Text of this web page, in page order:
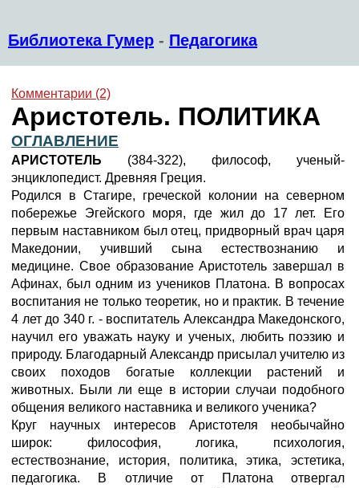
Библиотека Гумер - Педагогика
Комментарии (2)
Аристотель. ПОЛИТИКА
ОГЛАВЛЕНИЕ
АРИСТОТЕЛЬ (384-322), философ, ученый-
энциклопедист. Древняя Греция.
Родился в Стагире, греческой колонии на северном
побережье Эгейского моря, где жил до 17 лет. Его
первым наставником был отец, придворный врач царя
Македонии, учивший сына естествознанию и
медицине. Свое образование Аристотель завершал в
Афинах, был одним из учеников Платона. В вопросах
воспитания не только теоретик, но и практик. В течение
4 лет до 340 г. - воспитатель Александра Македонского,
научил его уважать науку и ученых, любить поэзию и
природу. Благодарный Александр присылал учителю из
своих походов богатые коллекции растений и
животных. Были ли еще в истории случаи подобного
общения великого наставника и великого ученика?
Круг научных интересов Аристотеля необычайно
широк: философия, логика, психология,
естествознание, история, политика, этика, эстетика,
педагогика. В отличие от Платона отвергал